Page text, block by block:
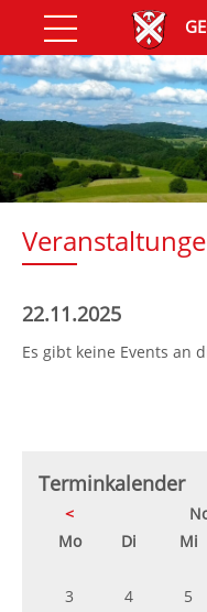
22.11.2025
Es gibt keine Events an
Terminkalender
<
Montag Di enstagMi
3
4 5